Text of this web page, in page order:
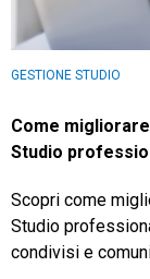
GESTIONE STUDIO
Come
Studio
Scopri come
Studio
condivisi e